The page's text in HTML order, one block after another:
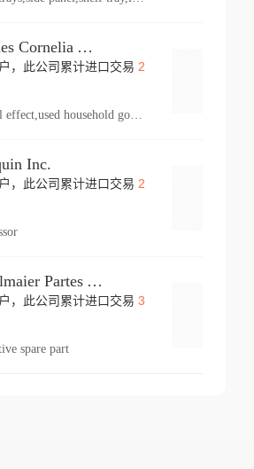
Russell James Cornelia Arlington Va
，此公司累计进口交易 2
personal effect,used household goods
Inc.
，此公司累计进口交易 2
Dpm Draexlmaier Partes Automotrices Corr Ind Huejotzingo
，此公司累计进口交易 3
spare part